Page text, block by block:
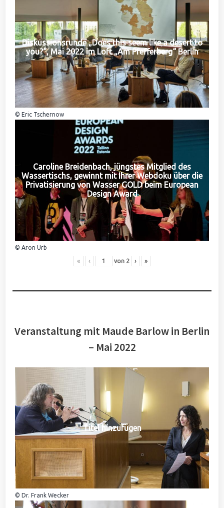
Diskussionsrunde „Does this seem like a desert to
you?“, Mai 2022 im Loft „Am Pfefferberg“ Berlin
© Eric Tschernow
Caroline Breidenbach, jüngstes Mitglied des
Wassertischs, gewinnt mit Ihrer Webdoku über die
Privatisierung von Wasser GOLD beim European
Design Award
© Aron Urb
« ‹ von 2 › »
Veranstaltung mit Maude Barlow in Berlin
– Mai 2022
Titel hinzufügen
© Dr. Frank Wecker